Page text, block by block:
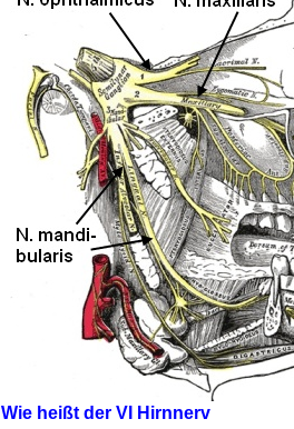
Wie heißt der VI Hirnnerv